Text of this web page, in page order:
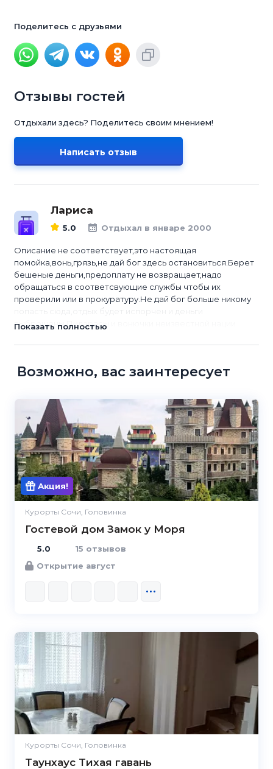
Поделитесь с друзьями
Отзывы гостей
Отдыхали здесь? Поделитесь своим мнением!
Написать отзыв
Лариса
5.0 Отдыхал в январе 2000
Описание не соответствует,это настоящая
помойка,вонь,грязь,не дай бог здесь остановиться.Берет
бешеные деньги,предоплату не возвращает,надо
обращаться в соответсвующие службы чтобы их
проверили или в прокуратуру.Не дай бог больше никому
попасть сюда,отдых будет испорчен и деньги
выброшены.Пидарасы и вонючки неизвестной нации
Показать полностью
Возможно, вас заинтересует
Акция!
Курорты Сочи, Головинка
Гостевой дом Замок у Моря
5.0
5.0
15 отзывов
Открытие август
Курорты Сочи, Головинка
Таунхаус Тихая гавань